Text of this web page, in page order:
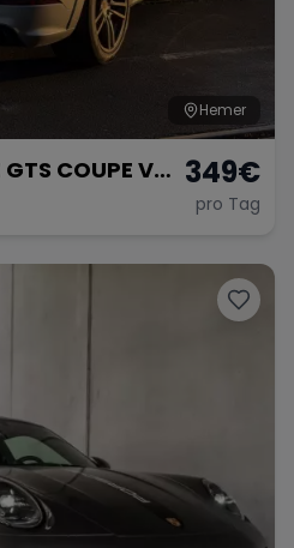
Hemer
GTS COUPE V8 349€
pro Tag